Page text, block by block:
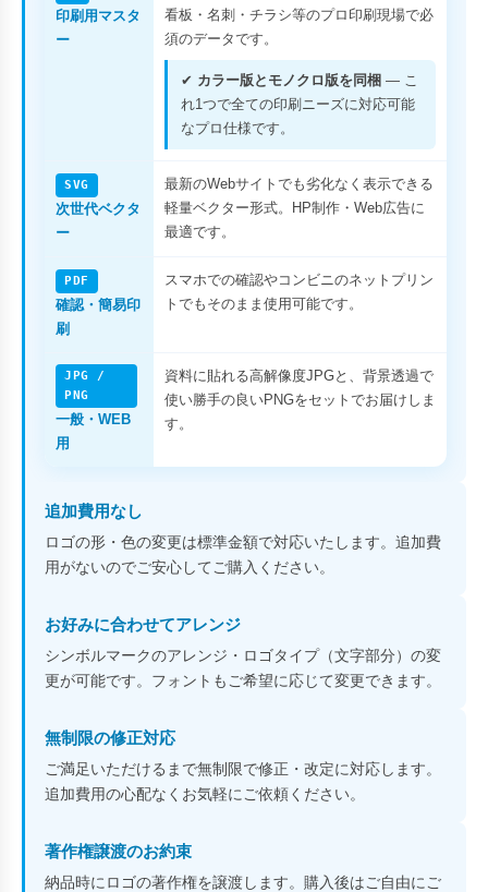
印刷用マスタ
ー
看板・名刺・チラシ等のプロ印刷現場で必
須のデータです。
✔ カラー版とモノクロ版を同梱 — こ
れ1つで全ての印刷ニーズに対応可能
なプロ仕様です。
SVG
次世代ベクタ
ー
最新のWebサイトでも劣化なく表示できる
軽量ベクター形式。HP制作・Web広告に
最適です。
PDF
確認・簡易印
刷
スマホでの確認やコンビニのネットプリン
トでもそのまま使用可能です。
JPG /
PNG
一般・WEB
用
資料に貼れる高解像度JPGと、背景透過で
使い勝手の良いPNGをセットでお届けしま
す。
追加費用なし
ロゴの形・色の変更は標準金額で対応いたします。追加費
用がないのでご安心してご購入ください。
お好みに合わせてアレンジ
シンボルマークのアレンジ・ロゴタイプ（文字部分）の変
更が可能です。フォントもご希望に応じて変更できます。
無制限の修正対応
ご満足いただけるまで無制限で修正・改定に対応します。
追加費用の心配なくお気軽にご依頼ください。
著作権譲渡のお約束
納品時にロゴの著作権を譲渡します。購入後はご自由にご